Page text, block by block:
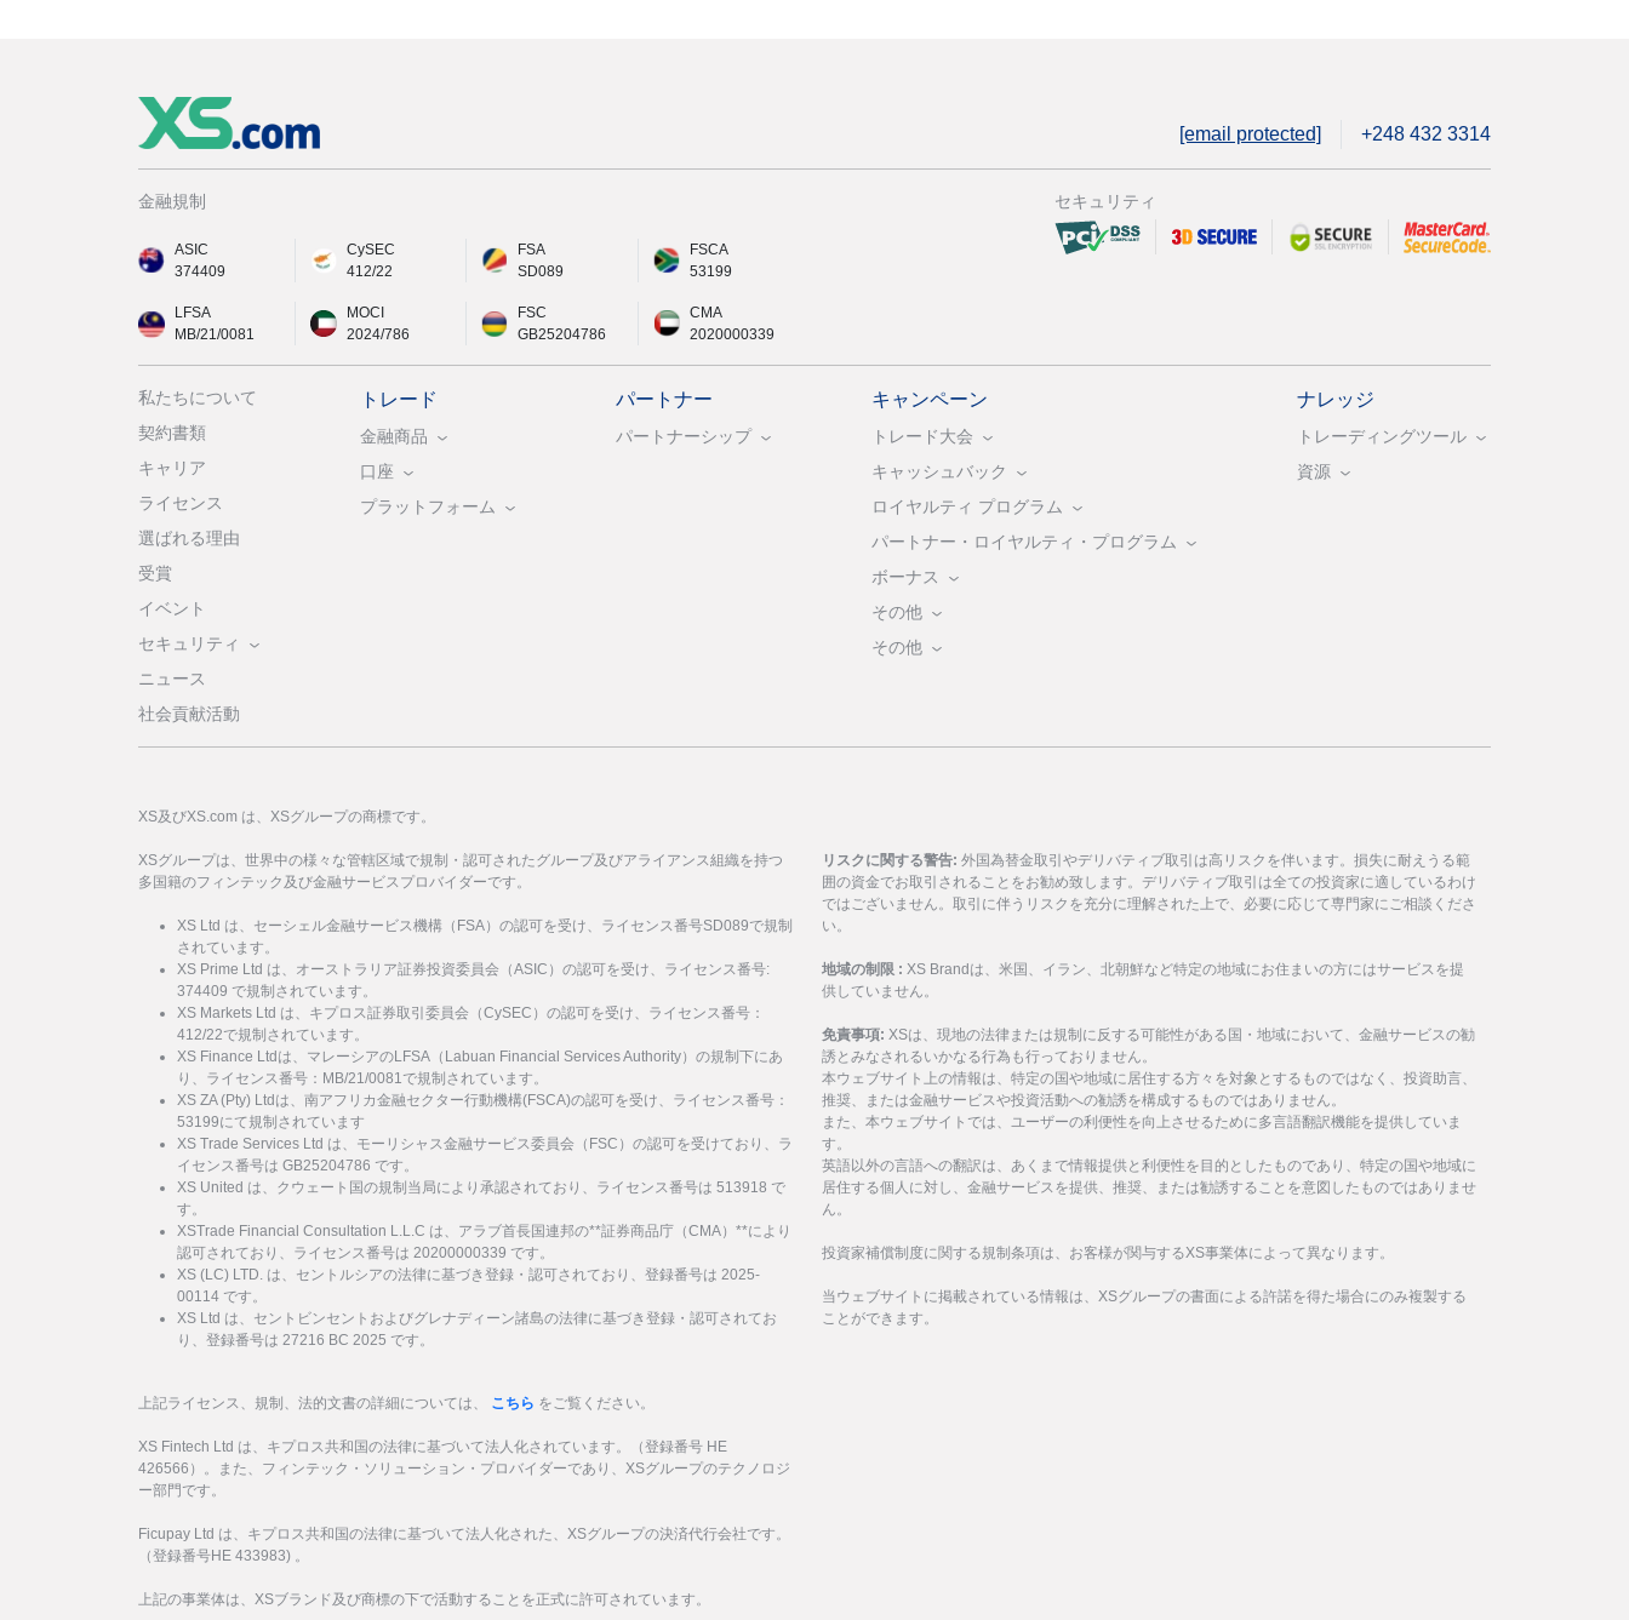
[email protected] +248 432 3314
金融規制
ASIC
374409
CySEC
412/22
FSA
SD089
FSCA
53199
LFSA
MB/21/0081
MOCI
2024/786
FSC
GB25204786
CMA
2020000339
セキュリティ
私たちについて
契約書類
キャリア
ライセンス
選ばれる理由
受賞
イベント
セキュリティ
ニュース
社会貢献活動
トレード
金融商品
口座
プラットフォーム
パートナー
パートナーシップ
キャンペーン
トレード大会
キャッシュバック
ロイヤルティ プログラム
パートナー・ロイヤルティ・プログラム
ボーナス
その他
その他
ナレッジ
トレーディングツール
資源
XS及びXS.com は、XSグループの商標です。
XSグループは、世界中の様々な管轄区域で規制・認可されたグループ及びアライアンス組織を持つ
多国籍のフィンテック及び金融サービスプロバイダーです。
XS Ltd は、セーシェル金融サービス機構（FSA）の認可を受け、ライセンス番号SD089で規制
されています。
XS Prime Ltd は、オーストラリア証券投資委員会（ASIC）の認可を受け、ライセンス番号:
374409 で規制されています。
XS Markets Ltd は、キプロス証券取引委員会（CySEC）の認可を受け、ライセンス番号：
412/22で規制されています。
XS Finance Ltdは、マレーシアのLFSA（Labuan Financial Services Authority）の規制下にあ
り、ライセンス番号：MB/21/0081で規制されています。
XS ZA (Pty) Ltdは、南アフリカ金融セクター行動機構(FSCA)の認可を受け、ライセンス番号：
53199にて規制されています
XS Trade Services Ltd は、モーリシャス金融サービス委員会（FSC）の認可を受けており、ラ
イセンス番号は GB25204786 です。
XS United は、クウェート国の規制当局により承認されており、ライセンス番号は 513918 で
す。
XSTrade Financial Consultation L.L.C は、アラブ首長国連邦の**証券商品庁（CMA）**により
認可されており、ライセンス番号は 20200000339 です。
XS (LC) LTD. は、セントルシアの法律に基づき登録・認可されており、登録番号は 2025-
00114 です。
XS Ltd は、セントビンセントおよびグレナディーン諸島の法律に基づき登録・認可されてお
り、登録番号は 27216 BC 2025 です。
上記ライセンス、規制、法的文書の詳細については、 こちら をご覧ください。
XS Fintech Ltd は、キプロス共和国の法律に基づいて法人化されています。（登録番号 HE
426566）。また、フィンテック・ソリューション・プロバイダーであり、XSグループのテクノロジ
ー部門です。
Ficupay Ltd は、キプロス共和国の法律に基づいて法人化された、XSグループの決済代行会社です。
（登録番号HE 433983) 。
上記の事業体は、XSブランド及び商標の下で活動することを正式に許可されています。
リスクに関する警告: 外国為替金取引やデリバティブ取引は高リスクを伴います。損失に耐えうる範
囲の資金でお取引されることをお勧め致します。デリバティブ取引は全ての投資家に適しているわけ
ではございません。取引に伴うリスクを充分に理解された上で、必要に応じて専門家にご相談くださ
い。
地域の制限 : XS Brandは、米国、イラン、北朝鮮など特定の地域にお住まいの方にはサービスを提
供していません。
免責事項: XSは、現地の法律または規制に反する可能性がある国・地域において、金融サービスの勧
誘とみなされるいかなる行為も行っておりません。
本ウェブサイト上の情報は、特定の国や地域に居住する方々を対象とするものではなく、投資助言、
推奨、または金融サービスや投資活動への勧誘を構成するものではありません。
また、本ウェブサイトでは、ユーザーの利便性を向上させるために多言語翻訳機能を提供していま
す。
英語以外の言語への翻訳は、あくまで情報提供と利便性を目的としたものであり、特定の国や地域に
居住する個人に対し、金融サービスを提供、推奨、または勧誘することを意図したものではありませ
ん。
投資家補償制度に関する規制条項は、お客様が関与するXS事業体によって異なります。
当ウェブサイトに掲載されている情報は、XSグループの書面による許諾を得た場合にのみ複製する
ことができます。